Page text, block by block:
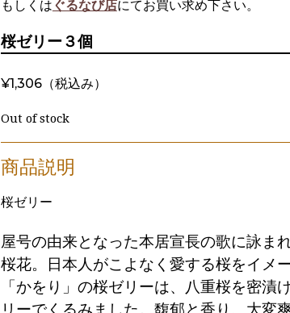
もしくは ぐるなび店にてお買い求め下さい。
桜ゼリー３個
¥1,306（税込み）
Out of stock
桜ゼリー
屋号の由来となった本居宣長の歌に詠ま
桜花。日本人がこよなく愛する桜をイメ
「かをり」の桜ゼリーは、八重桜を密漬